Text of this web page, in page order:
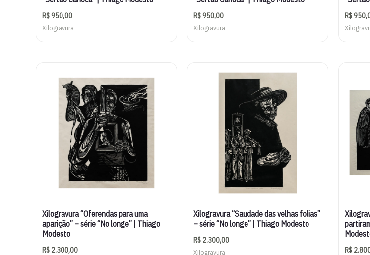
R$950,00
Xilogravura
R$950,00
Xilogravura
R$
Xilogravura “Oferendas para uma
aparição” – série “No longe” | Thiago
Modesto
R$ 2.300,00
Xilogravura “Saudade das velhas folias”
– série “No longe” | Thiago Modesto
R$ 2.300,00
Xilogravura R$